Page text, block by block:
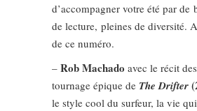
d’accompagner votre été par de
de lecture, pleines de diversité.
de ce numéro.
– Rob Machado avec le récit des
tournage épique de The Drifter
le style cool du surfeur, la vie